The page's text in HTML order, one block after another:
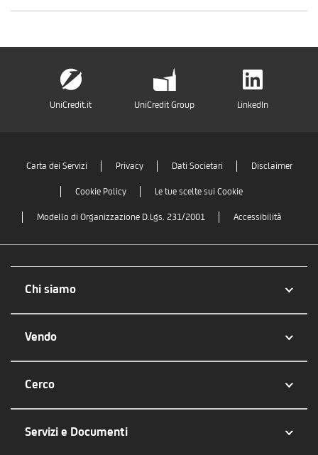
UniCredit.it UniCredit Group LinkedIn
Carta dei Servizi Privacy Dati Societari Disclaimer
Cookie Policy Le tue scelte sui Cookie
Modello di Organizzazione D.Lgs. 231/2001 Accessibilità
Chi siamo
Vendo
Cerco
Servizi e Documenti